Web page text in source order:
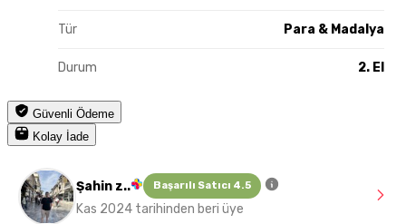
Tür Para & Madalya
Durum 2. El
Güvenli Ödeme
Kolay İade
Şahin z.. Başarılı Satıcı 4.5
Kas 2024 tarihinden beri üye